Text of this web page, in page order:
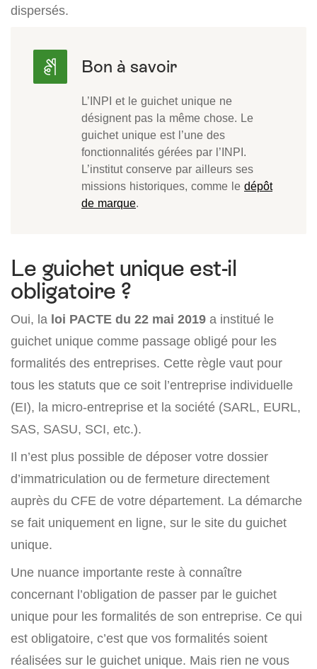
dispersés.
L’INPI et le guichet unique ne
désignent pas la même chose. Le
guichet unique est l’une des
fonctionnalités gérées par l’INPI.
L’institut conserve par ailleurs ses
missions historiques, comme le dépôt
de marque.
Le guichet unique est-il
obligatoire ?
Oui, la loi PACTE du 22 mai 2019 a institué le
guichet unique comme passage obligé pour les
formalités des entreprises. Cette règle vaut pour
tous les statuts que ce soit l’entreprise individuelle
(EI), la micro-entreprise et la société (SARL, EURL,
SAS, SASU, SCI, etc.).
Il n’est plus possible de déposer votre dossier
d’immatriculation ou de fermeture directement
auprès du CFE de votre département. La démarche
se fait uniquement en ligne, sur le site du guichet
unique.
Une nuance importante reste à connaître
concernant l’obligation de passer par le guichet
unique pour les formalités de son entreprise. Ce qui
est obligatoire, c’est que vos formalités soient
réalisées sur le guichet unique. Mais rien ne vous